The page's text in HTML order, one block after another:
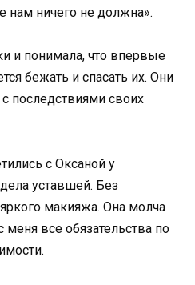
нам ничего не должна».
и понимала, что впервые
бежать и спасать их. Они
последствиями своих
с Оксаной у
уставшей. Без
макияжа. Она молча
меня все обязательства по